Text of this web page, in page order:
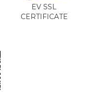
EV SSL
CERTIFICATE